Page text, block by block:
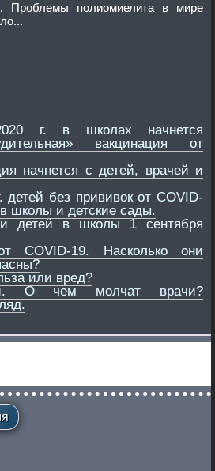
г. в школах начнется
вакцинация от
начнется с детей, врачей и
детей без прививок от COVID-
школы и детские сады.
COVID-19. Насколько они
или вред?
О чем молчат врачи?